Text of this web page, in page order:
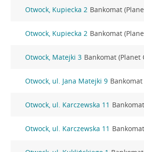
Otwock, Kupiecka 2 Bankomat
Otwock, Kupiecka 2 Bankomat
Otwock, Matejki 3 Bankomat (Planet
Otwock, ul. Jana Matejki 9
Otwock, ul. Karczewska 11
Otwock, ul. Karczewska 11